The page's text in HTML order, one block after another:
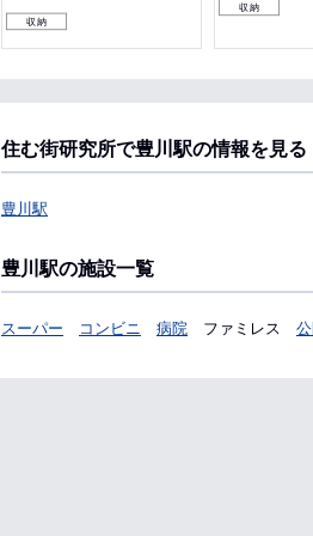
収納
収納
住む街研究所で豊川駅の情報を見る
豊川駅
豊川駅の施設一覧
スーパー コンビニ 病院 ファミレス